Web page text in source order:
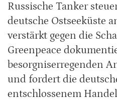
Russische Tanker
deutsche Ostseeküste
verstärkt gegen die
Greenpeace
besorgniserregenden
und fordert die
entschlossenem